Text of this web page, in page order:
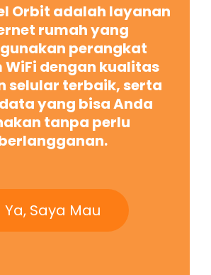
Orbit adalah layanan
rumah yang
perangkat
WiFi dengan kualitas
selular terbaik, serta
yang bisa Anda
tanpa perlu
Ya, Saya Mau